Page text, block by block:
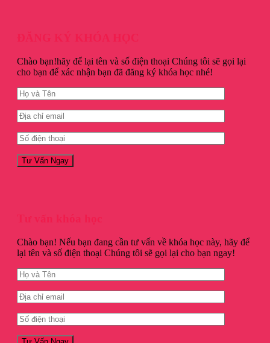
Chào bạn!hãy để lại tên và số điện thoại Chúng tôi sẽ gọi lại
cho bạn để xác nhận bạn đã đăng ký khóa học nhé!
Chào bạn! Nếu bạn đang cần tư vấn về khóa học này, hãy để
lại tên và số điện thoại Chúng tôi sẽ gọi lại cho bạn ngay!